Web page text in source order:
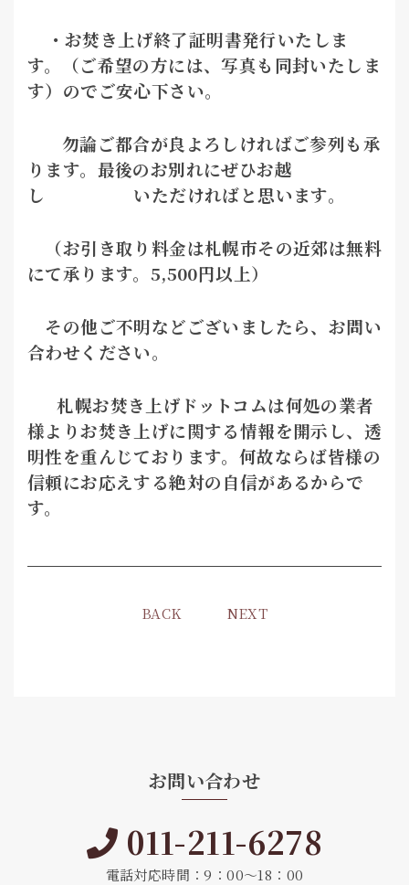
・お焚き上げ終了証明書発行いたしま
す。（ご希望の方には、写真も同封いたしま
す）のでご安心下さい。
勿論ご都合が良よろしければご参列も承
ります。最後のお別れにぜひお越
し いただければと思います。
（お引き取り料金は札幌市その近郊は無料
にて承ります。5,500円以上）
その他ご不明などございましたら、お問い
合わせください。
札幌お焚き上げドットコムは何処の業者
様よりお焚き上げに関する情報を開示し、透
明性を重んじております。何故ならば皆様の
信頼にお応えする絶対の自信があるからで
す。
BACK NEXT
お問い合わせ
011-211-6278
電話対応時間：9：00～18：00